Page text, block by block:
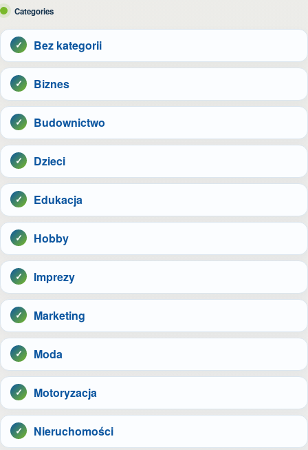
Categories
Bez kategorii
Biznes
Budownictwo
Dzieci
Edukacja
Hobby
Imprezy
Marketing
Moda
Motoryzacja
Nieruchomości